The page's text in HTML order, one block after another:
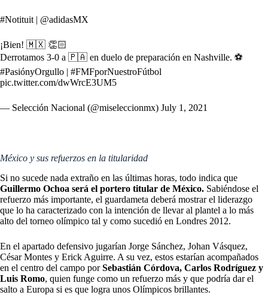
#Notituit | @adidasMX
¡Bien! 🇲🇽 👏🏻
Derrotamos 3-0 a 🇵🇦 en duelo de preparación en Nashville. ⚽️
#PasiónyOrgullo | #FMFporNuestroFútbol
pic.twitter.com/dwWrcE3UM5
— Selección Nacional (@miseleccionmx) July 1, 2021
México y sus refuerzos en la titularidad
Si no sucede nada extraño en las últimas horas, todo indica que
Guillermo Ochoa será el portero titular de México. Sabiéndose el
refuerzo más importante, el guardameta deberá mostrar el liderazgo
que lo ha caracterizado con la intención de llevar al plantel a lo más
alto del torneo olímpico tal y como sucedió en Londres 2012.
En el apartado defensivo jugarían Jorge Sánchez, Johan Vásquez,
César Montes y Erick Aguirre. A su vez, estos estarían acompañados
en el centro del campo porSebastián Córdova, Carlos Rodríguez y
Luis Romo, quien funge como un refuerzo más y que podría dar el
salto a Europa si es que logra unos Olímpicos brillantes.